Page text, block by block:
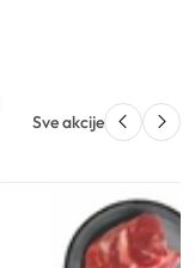
Sve akcije